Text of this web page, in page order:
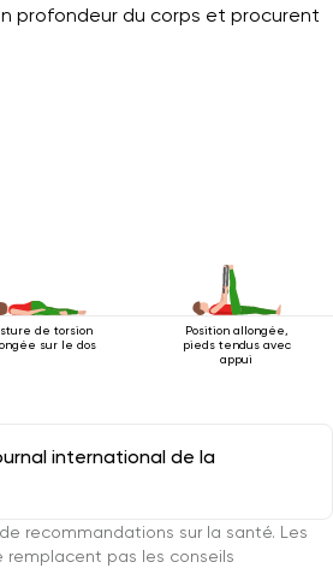
profondeur du corps et procurent
de torsion
sur le dos
Position allongée,
pieds tendus avec
appui
international de la
recommandations sur la santé. Les
pas les conseils